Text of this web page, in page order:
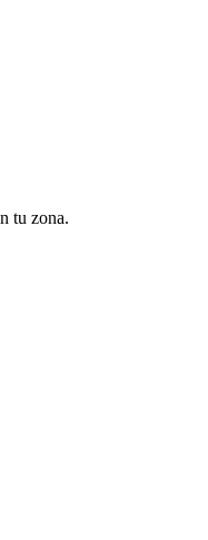
tu zona.